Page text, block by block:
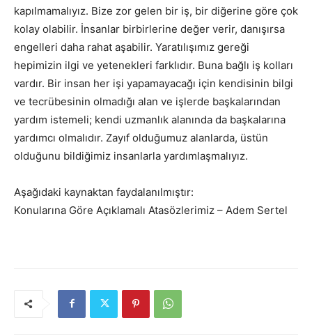
kapılmamalıyız. Bize zor gelen bir iş, bir diğerine göre çok
kolay olabilir. İnsanlar birbirlerine değer verir, danışırsa
engelleri daha rahat aşabilir. Yaratılışımız gereği
hepimizin ilgi ve yetenekleri farklıdır. Buna bağlı iş kolları
vardır. Bir insan her işi yapamayacağı için kendisinin bilgi
ve tecrübesinin olmadığı alan ve işlerde başkalarından
yardım istemeli; kendi uzmanlık alanında da başkalarına
yardımcı olmalıdır. Zayıf olduğumuz alanlarda, üstün
olduğunu bildiğimiz insanlarla yardımlaşmalıyız.
Aşağıdaki kaynaktan faydalanılmıştır:
Konularına Göre Açıklamalı Atasözlerimiz – Adem Sertel